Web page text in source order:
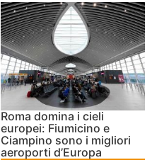
Roma domina i cieli
europei: Fiumicino e
Ciampino sono i migliori
aeroporti d’Europa